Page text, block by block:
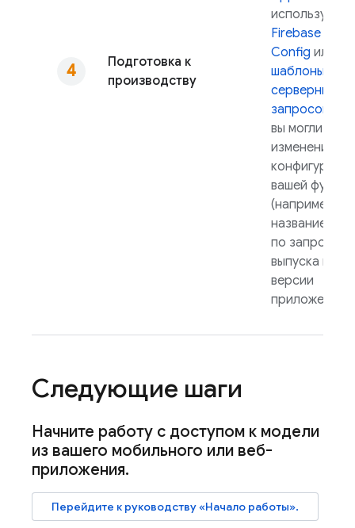
Подготовка к
производству
используйте
Firebase
Config или
шаблоны
серверных
запросов
вы могли
изменения в
вашей
(например, в
название
по запросу
выпуска
версии
приложения.
Следующие шаги
Начните работу с доступом к модели
из вашего мобильного или веб-
приложения.
Перейдите к руководству «Начало работы».